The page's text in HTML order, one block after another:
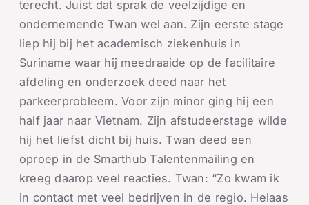
terecht. Juist dat sprak de veelzijdige en
ondernemende Twan wel aan. Zijn eerste stage
liep hij bij het academisch ziekenhuis in
Suriname waar hij meedraaide op de facilitaire
afdeling en onderzoek deed naar het
parkeerprobleem. Voor zijn minor ging hij een
half jaar naar Vietnam. Zijn afstudeerstage wilde
hij het liefst dicht bij huis. Twan deed een
oproep in de Smarthub Talentenmailing en
kreeg daarop veel reacties. Twan: “Zo kwam ik
in contact met veel bedrijven in de regio. Helaas